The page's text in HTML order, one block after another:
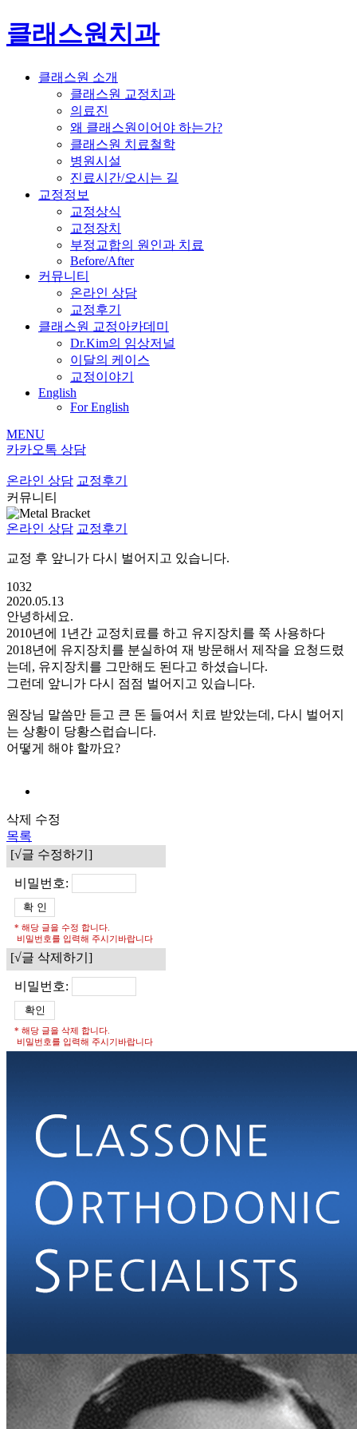
클래스원치과
클래스원 소개
클래스원 교정치과
의료진
왜 클래스원이어야 하는가?
클래스원 치료철학
병원시설
진료시간/오시는 길
교정정보
교정상식
교정장치
부정교합의 원인과 치료
Before/After
커뮤니티
온라인 상담
교정후기
클래스원 교정아카데미
Dr.Kim의 임상저널
이달의 케이스
교정이야기
English
For English
MENU
카카오톡 상담
온라인 상담 교정후기
커뮤니티
온라인 상담 교정후기
교정 후 앞니가 다시 벌어지고 있습니다.
1032
2020.05.13
안녕하세요.
2010년에 1년간 교정치료를 하고 유지장치를 쭉 사용하다
2018년에 유지장치를 분실하여 재 방문해서 제작을 요청드렸
는데, 유지장치를 그만해도 된다고 하셨습니다.
그런데 앞니가 다시 점점 벌어지고 있습니다.
원장님 말씀만 듣고 큰 돈 들여서 치료 받았는데, 다시 벌어지
는 상황이 당황스럽습니다.
어떻게 해야 할까요?
삭제 수정
목록
[√글 수정하기]
비밀번호:
* 해당 글을 수정 합니다.
비밀번호를 입력해 주시기바랍니다
[√글 삭제하기]
비밀번호:
* 해당 글을 삭제 합니다.
비밀번호를 입력해 주시기바랍니다